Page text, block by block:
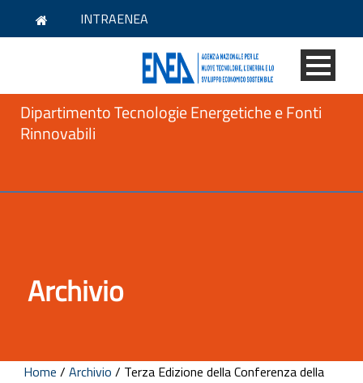
INTRAENEA
Dipartimento Tecnologie Energetiche e Fonti
Rinnovabili
Archivio
Home / Archivio / Terza Edizione della Conferenza della